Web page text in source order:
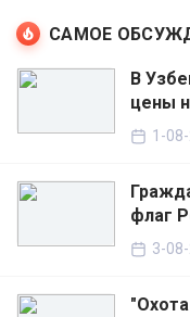
САМОЕ
В
цены
1-
флаг
3-